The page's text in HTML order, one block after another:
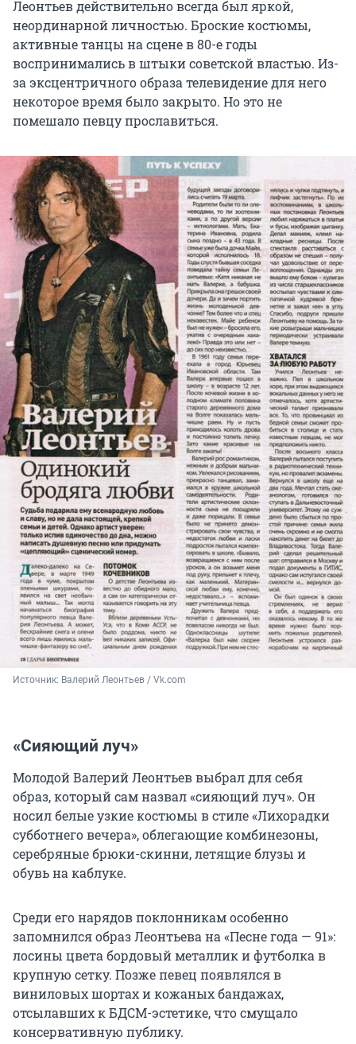
Леонтьев действительно всегда был яркой,
неординарной личностью. Броские костюмы,
активные танцы на сцене в 80-е годы
воспринимались в штыки советской властью. Из-
за эксцентричного образа телевидение для него
некоторое время было закрыто. Но это не
помешало певцу прославиться.
Источник: Валерий Леонтьев / Vk.com
«Сияющий луч»
Молодой Валерий Леонтьев выбрал для себя
образ, который сам назвал «сияющий луч». Он
носил белые узкие костюмы в стиле «Лихорадки
субботнего вечера», облегающие комбинезоны,
серебряные брюки-скинни, летящие блузы и
обувь на каблуке.
Среди его нарядов поклонникам особенно
запомнился образ Леонтьева на «Песне года — 91»:
лосины цвета бордовый металлик и футболка в
крупную сетку. Позже певец появлялся в
виниловых шортах и кожаных бандажах,
отсылавших к БДСМ-эстетике, что смущало
консервативную публику.